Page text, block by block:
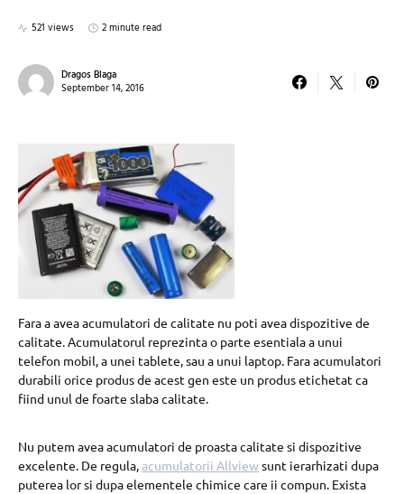
521 views 2 minute read
Dragos Blaga
September 14, 2016
Fara a avea acumulatori de calitate nu poti avea dispozitive de
calitate. Acumulatorul reprezinta o parte esentiala a unui
telefon mobil, a unei tablete, sau a unui laptop. Fara acumulatori
durabili orice produs de acest gen este un produs etichetat ca
fiind unul de foarte slaba calitate.
Nu putem avea acumulatori de proasta calitate si dispozitive
excelente. De regula, acumulatorii Allviewsunt ierarhizati dupa
puterea lor si dupa elementele chimice care ii compun. Exista